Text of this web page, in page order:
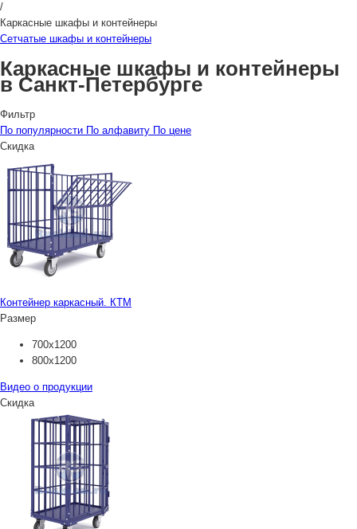
/
Каркасные шкафы и контейнеры
Сетчатые шкафы и контейнеры
Каркасные шкафы и контейнеры
в Санкт-Петербурге
Фильтр
По популярности По алфавиту По цене
Скидка
Контейнер каркасный. КТМ
Размер
700х1200
800х1200
Видео о продукции
Скидка